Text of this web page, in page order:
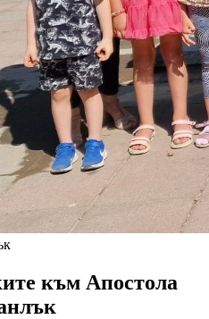
към Апостола